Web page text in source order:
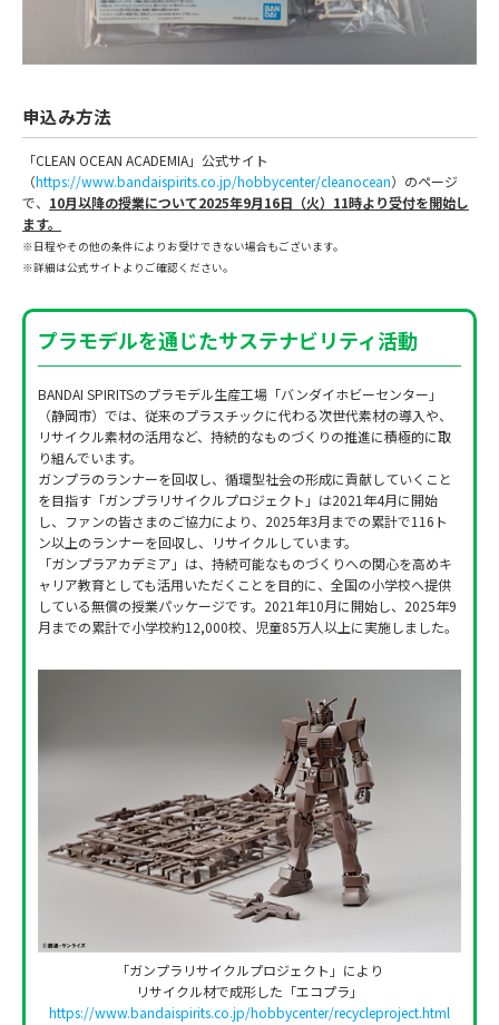
申込み方法
「CLEAN OCEAN ACADEMIA」公式サイト
（https://www.bandaispirits.co.jp/hobbycenter/cleanocean）のページ
で、 10月以降の授業について2025年9月16日（火）11時より受付を開始し
ます。
※日程やその他の条件によりお受けできない場合もございます。
※詳細は公式サイトよりご確認ください。
プラモデルを通じたサステナビリティ活動
BANDAI SPIRITSのプラモデル生産工場「バンダイホビーセンター」
（静岡市）では、従来のプラスチックに代わる次世代素材の導入や、
リサイクル素材の活用など、持続的なものづくりの推進に積極的に取
り組んでいます。
ガンプラのランナーを回収し、循環型社会の形成に貢献していくこと
を目指す「ガンプラリサイクルプロジェクト」は2021年4月に開始
し、ファンの皆さまのご協力により、2025年3月までの累計で116ト
ン以上のランナーを回収し、リサイクルしています。
「ガンプラアカデミア」は、持続可能なものづくりへの関心を高めキ
ャリア教育としても活用いただくことを目的に、全国の小学校へ提供
している無償の授業パッケージです。2021年10月に開始し、2025年9
月までの累計で小学校約12,000校、児童85万人以上に実施しました。
「ガンプラリサイクルプロジェクト」により
リサイクル材で成形した「エコプラ」
https://www.bandaispirits.co.jp/hobbycenter/recycleproject.html